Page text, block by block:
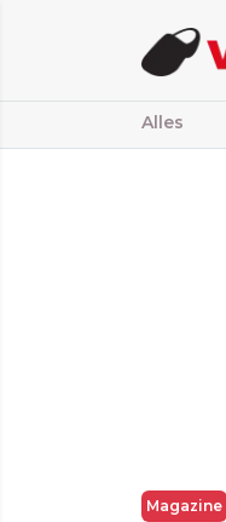
Alles
Magazine